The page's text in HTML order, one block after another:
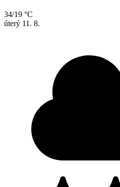
34/19 °C
úterý 11. 8.